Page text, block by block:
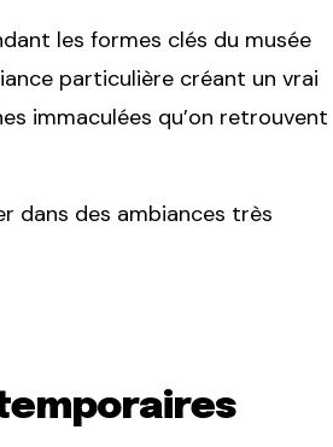
les formes clés du musée
particulière créant un vrai
immaculées qu’on retrouvent
dans des ambiances très